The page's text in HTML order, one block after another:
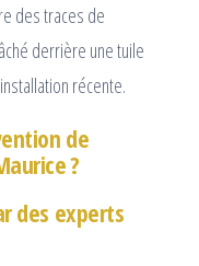
des traces de
derrière une tuile
récente.
de
?
des experts